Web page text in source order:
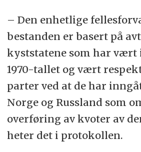
den norsk-russiske
fiskerikommisjonen,
seg på ICES’
utarbeider rådene.
Russland har varslet
trekke seg permanent
Russland bekreftet
ICES i slutten av
– Den enhetlige
bestanden er basert på
kyststatene som har vært
1970-tallet og vært
parter ved at de har
Norge og Russland som
overføring av kvoter av
heter det i protokollen.